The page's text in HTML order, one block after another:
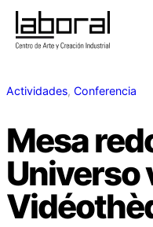
Actividades, Conferencia
Mesa
Universo